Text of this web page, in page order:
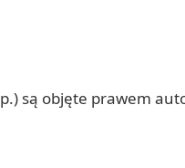
są objęte prawem